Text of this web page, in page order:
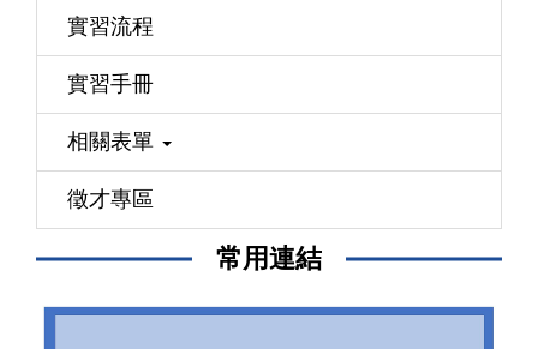
實習流程
實習手冊
相關表單
徵才專區
常用連結